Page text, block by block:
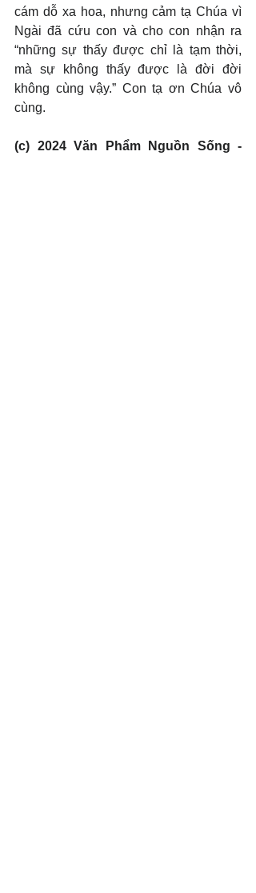
cám dỗ xa hoa, nhưng cảm tạ Chúa vì
Ngài đã cứu con và cho con nhận ra
“những sự thấy được chỉ là tạm thời,
mà sự không thấy được là đời đời
không cùng vậy.” Con tạ ơn Chúa vô
cùng.
(c) 2024 Văn Phẩm Nguồn Sống -